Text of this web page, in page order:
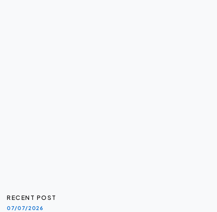
RECENT POST
07/07/2026